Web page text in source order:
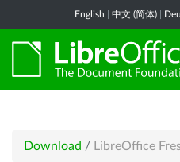
English 中文 (简体)
Download / LibreOffice